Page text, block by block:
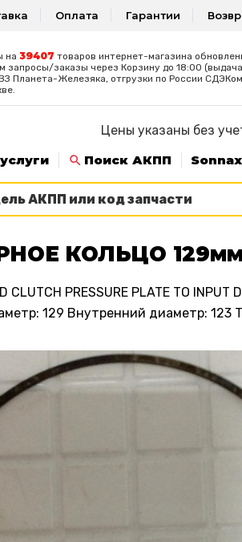
Оплата Гарантии
на 39407 товаров интернет-магазина
запросы/заказы через Корзину до 18:00
Планета-Железяка, отгрузки по России
Цены указаны без
Поиск АКПП Sonnax
КОЛЬЦО
CLUTCH PRESSURE PLATE TO INPUT
129 Внутренний диаметр: 123